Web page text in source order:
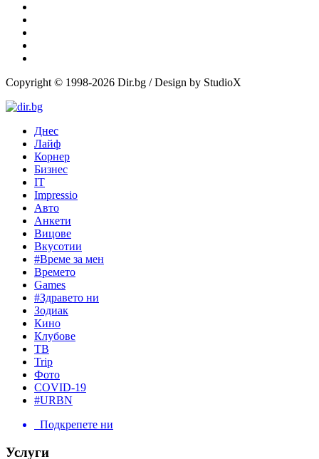
Copyright © 1998-2026 Dir.bg / Design by StudioX
Днес
Лайф
Корнер
Бизнес
IT
Impressio
Авто
Анкети
Вицове
Вкусотии
#Време за мен
Времето
Games
#Здравето ни
Зодиак
Кино
Клубове
ТВ
Trip
Фото
COVID-19
#URBN
Подкрепете ни
Услуги